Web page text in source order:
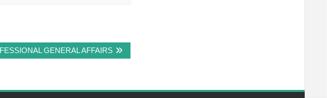
GENERAL AFFAIRS